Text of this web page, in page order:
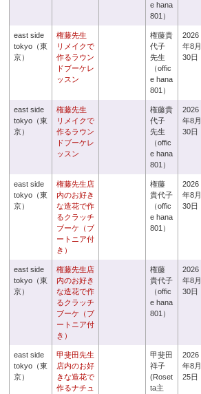
e hana
801）
east side
tokyo（東
京）
権藤先生
リメイクで
作るラウン
ドブーケレ
ッスン
権藤貴
代子
先生
（offic
e hana
801）
2026
年8月
30日
east side
tokyo（東
京）
権藤先生
リメイクで
作るラウン
ドブーケレ
ッスン
権藤貴
代子
先生
（offic
e hana
801）
2026
年8月
30日
east side
tokyo（東
京）
権藤先生店
内のお好き
な造花で作
るクラッチ
ブーケ（ブ
ートニア付
き）
権藤
貴代子
（offic
e hana
801）
2026
年8月
30日
east side
tokyo（東
京）
権藤先生店
内のお好き
な造花で作
るクラッチ
ブーケ（ブ
ートニア付
き）
権藤
貴代子
（offic
e hana
801）
2026
年8月
30日
east side
tokyo（東
京）
甲斐田先生
店内のお好
きな造花で
作るナチュ
甲斐田
祥子
(Roset
ta主
2026
年8月
25日